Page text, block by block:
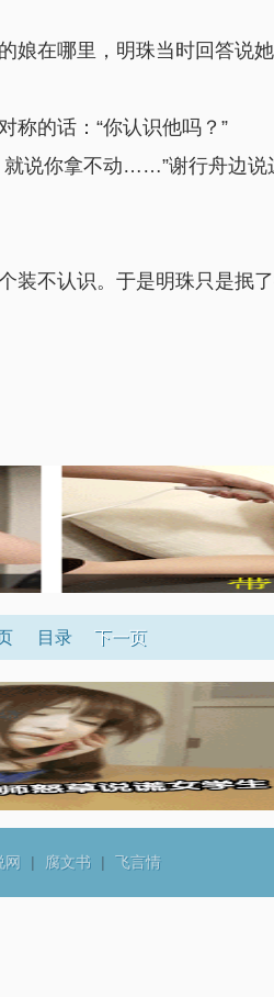
娘在哪里，明珠当时回答说
称的话：“你认识他吗？”
说你拿不动……”谢行舟边
不认识。于是明珠只是抿
目录 下一页
网 | 腐文书 | 飞言情